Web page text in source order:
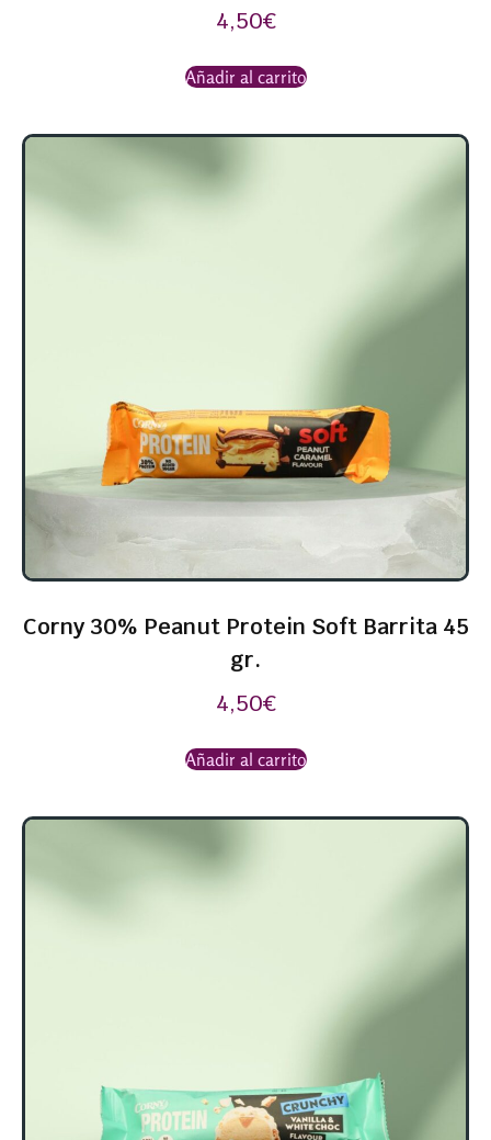
4,50€
Añadir al carrito
Corny 30% Peanut Protein Soft Barrita 45
gr.
4,50€
Añadir al carrito